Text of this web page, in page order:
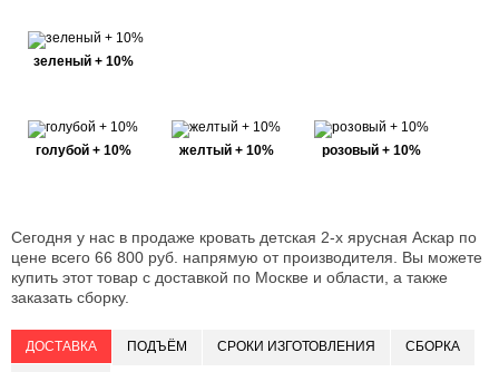
зеленый + 10%
голубой + 10% желтый + 10% розовый + 10%
Сегодня у нас в продаже кровать детская 2-х ярусная Аскар по
цене всего 66 800 руб. напрямую от производителя. Вы можете
купить этот товар с доставкой по Москве и области, а также
заказать сборку.
ДОСТАВКА ПОДЪЁМ СРОКИ ИЗГОТОВЛЕНИЯ СБОРКА